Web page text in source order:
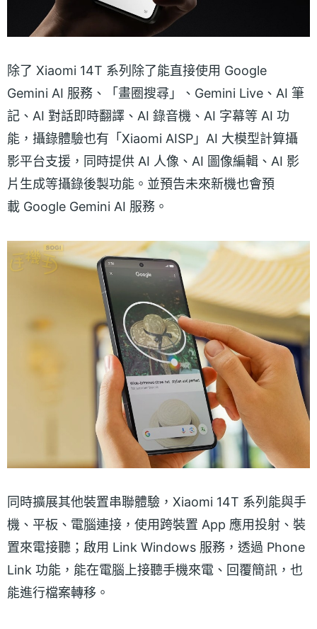
除了 Xiaomi 14T 系列除了能直接使用 Google
Gemini AI 服務、「畫圈搜尋」、Gemini Live、AI 筆
記、AI 對話即時翻譯、AI 錄音機、AI 字幕等 AI 功
能，攝錄體驗也有「Xiaomi AISP」AI 大模型計算攝
影平台支援，同時提供 AI 人像、AI 圖像編輯、AI 影
片生成等攝錄後製功能。並預告未來新機也會預
載 Google Gemini AI 服務。
同時擴展其他裝置串聯體驗，Xiaomi 14T 系列能與手
機、平板、電腦連接，使用跨裝置 App 應用投射、裝
置來電接聽；啟用 Link Windows 服務，透過 Phone
Link 功能，能在電腦上接聽手機來電、回覆簡訊，也
能進行檔案轉移。